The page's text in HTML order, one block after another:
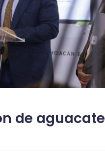
de aguacate